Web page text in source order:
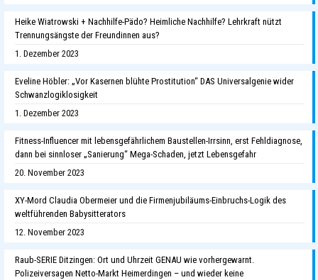
Heike Wiatrowski + Nachhilfe-Pädo? Heimliche Nachhilfe? Lehrkraft nützt
Trennungsängste der Freundinnen aus?
1. Dezember 2023
Eveline Höbler: „Vor Kasernen blühte Prostitution“ DAS Universalgenie wider
Schwanzlogiklosigkeit
1. Dezember 2023
Fitness-Influencer mit lebensgefährlichem Baustellen-Irrsinn, erst Fehldiagnose,
dann bei sinnloser „Sanierung“ Mega-Schaden, jetzt Lebensgefahr
20. November 2023
XY-Mord Claudia Obermeier und die Firmenjubiläums-Einbruchs-Logik des
weltführenden Babysitterators
12. November 2023
Raub-SERIE Ditzingen: Ort und Uhrzeit GENAU wie vorhergewarnt.
Polizeiversagen Netto-Markt Heimerdingen – und wieder keine